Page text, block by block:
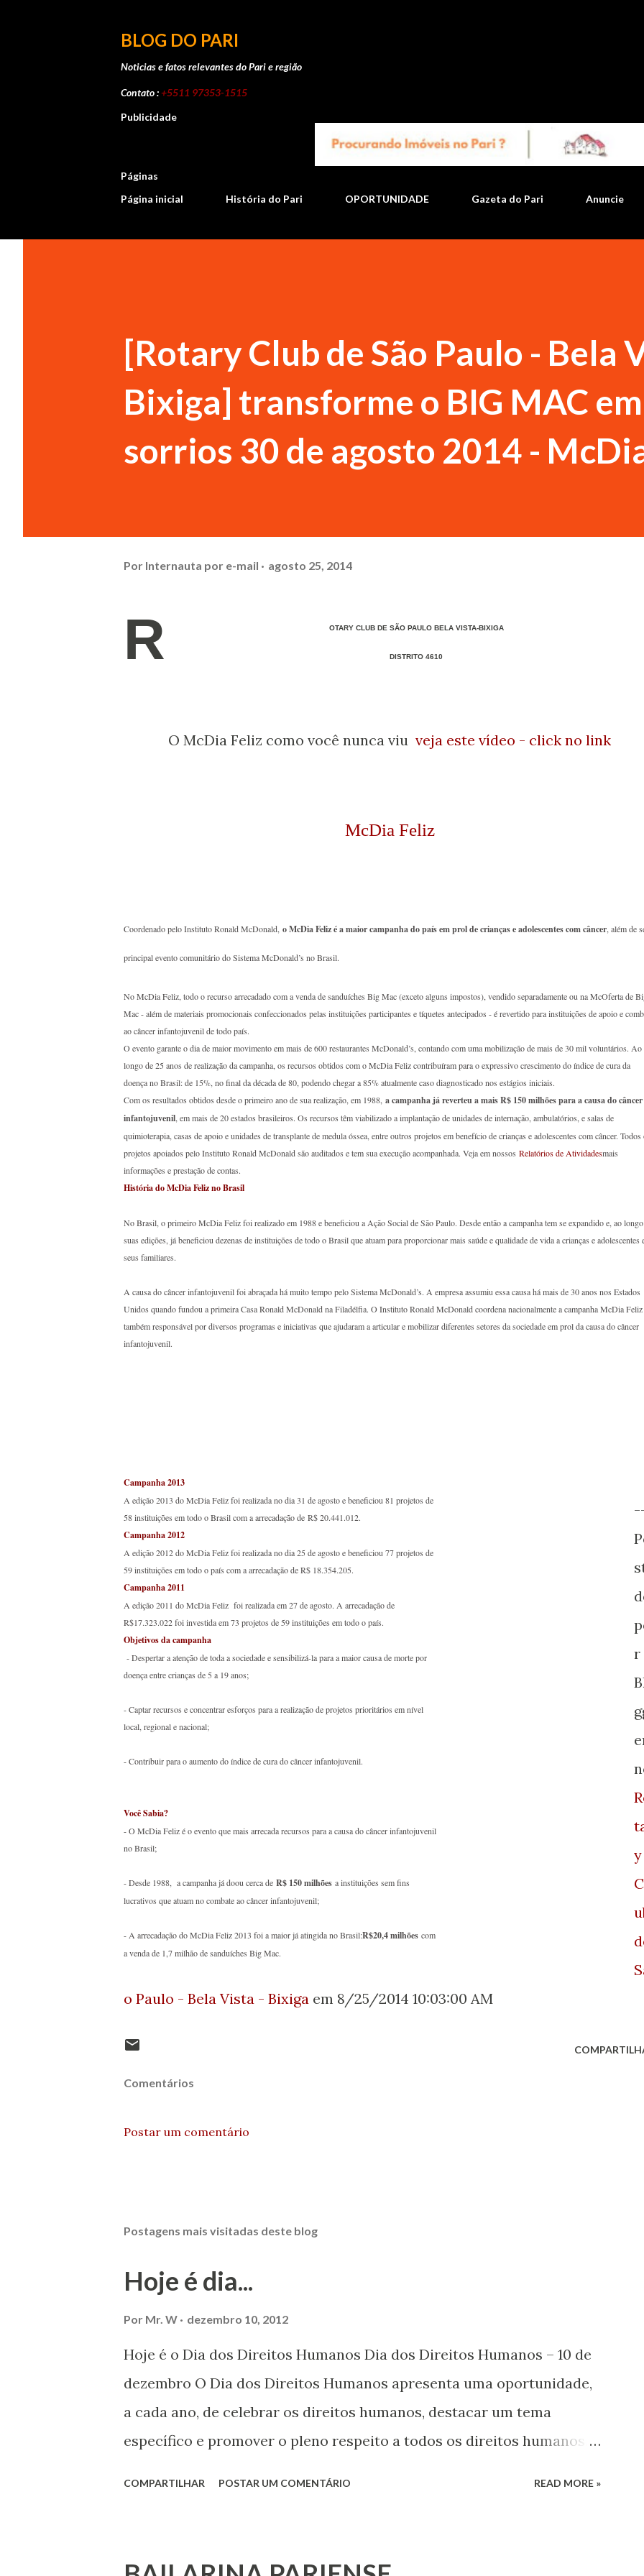
BLOG DO PARI
Noticias e fatos relevantes do Pari e região
Contato :+5511 97353-1515
Publicidade
Páginas
Página inicial
História do Pari OPORTUNIDADE Gazeta do Pari Anuncie
[Rotary Club de São Paulo - Bela
Bixiga] transforme o BIG MAC em
sorrios 30 de agosto 2014 -
Por Internauta por e-mail agosto 25, 2014
R OTARY CLUB DE SÃO PAULO BELA VISTA-BIXIGA
DISTRITO 4610
O McDia Feliz como você nunca viu veja este vídeo - click no link
McDia Feliz
Coordenado pelo Instituto Ronald McDonald, o McDia Feliz é a maior campanha do país em prol de crianças e adolescentes com câncer , além de
principal evento comunitário do Sistema McDonald’s no Brasil.
No McDia Feliz, todo o recurso arrecadado com a venda de sanduíches Big Mac (exceto alguns impostos), vendido separadamente ou na McOferta de
Mac - além de materiais promocionais confeccionados pelas instituições participantes e tíquetes antecipados - é revertido para instituições de apoio e
ao câncer infantojuvenil de todo país.
O evento garante o dia de maior movimento em mais de 600 restaurantes McDonald’s, contando com uma mobilização de mais de 30 mil voluntários. Ao
longo de 25 anos de realização da campanha, os recursos obtidos com o McDia Feliz contribuíram para o expressivo crescimento do índice de cura da
doença no Brasil: de 15%, no final da década de 80, podendo chegar a 85% atualmente caso diagnosticado nos estágios iniciais.
Com os resultados obtidos desde o primeiro ano de sua realização, em 1988, a campanha já reverteu a mais R$ 150 milhões para a causa do câncer
infantojuvenil , em mais de 20 estados brasileiros. Os recursos têm viabilizado a implantação de unidades de internação, ambulatórios, e salas de
quimioterapia, casas de apoio e unidades de transplante de medula óssea, entre outros projetos em benefício de crianças e adolescentes com câncer. Todos
projetos apoiados pelo Instituto Ronald McDonald são auditados e tem sua execução acompanhada. Veja em nossos Relatórios de Atividadesmais
informações e prestação de contas.
História do McDia Feliz no Brasil
No Brasil, o primeiro McDia Feliz foi realizado em 1988 e beneficiou a Ação Social de São Paulo. Desde então a campanha tem se expandido e, ao
suas edições, já beneficiou dezenas de instituições de todo o Brasil que atuam para proporcionar mais saúde e qualidade de vida a crianças e adolescentes
seus familiares.
A causa do câncer infantojuvenil foi abraçada há muito tempo pelo Sistema McDonald’s. A empresa assumiu essa causa há mais de 30 anos nos Estados
Unidos quando fundou a primeira Casa Ronald McDonald na Filadélfia. O Instituto Ronald McDonald coordena nacionalmente a campanha McDia Feliz
também responsável por diversos programas e iniciativas que ajudaram a articular e mobilizar diferentes setores da sociedade em prol da causa do câncer
infantojuvenil.
Campanha 2013
A edição 2013 do McDia Feliz foi realizada no dia 31 de agosto e beneficiou 81 projetos de
58 instituições em todo o Brasil com a arrecadação de R$ 20.441.012.
Campanha 2012
A edição 2012 do McDia Feliz foi realizada no dia 25 de agosto e beneficiou 77 projetos de
59 instituições em todo o país com a arrecadação de R$ 18.354.205.
Campanha 2011
A edição 2011 do McDia Feliz foi realizada em 27 de agosto. A arrecadação de
R$17.323.022 foi investida em 73 projetos de 59 instituições em todo o país.
Objetivos da campanha
- Despertar a atenção de toda a sociedade e sensibilizá-la para a maior causa de morte por
doença entre crianças de 5 a 19 anos;
- Captar recursos e concentrar esforços para a realização de projetos prioritários em nível
local, regional e nacional;
- Contribuir para o aumento do índice de cura do câncer infantojuvenil.
Você Sabia?
- O McDia Feliz é o evento que mais arrecada recursos para a causa do câncer infantojuvenil
no Brasil;
- Desde 1988, a campanha já doou cerca de R$ 150 milhões a instituições sem fins
lucrativos que atuam no combate ao câncer infantojuvenil;
- A arrecadação do McDia Feliz 2013 foi a maior já atingida no Brasil:R$20,4 milhões com
a venda de 1,7 milhão de sanduíches Big Mac.
r
y
o Paulo - Bela Vista - Bixiga em 8/25/2014 10:03:00 AM
Comentários
Postar um comentário
Postagens mais visitadas deste blog
Hoje é dia...
Por Mr. W dezembro 10, 2012
Hoje é o Dia dos Direitos Humanos Dia dos Direitos Humanos – 10 de
dezembro O Dia dos Direitos Humanos apresenta uma oportunidade,
a cada ano, de celebrar os direitos humanos, destacar um tema
específico e promover o pleno respeito a todos os direitos humanos,
COMPARTILHAR POSTAR UM COMENTÁRIO READ MORE »